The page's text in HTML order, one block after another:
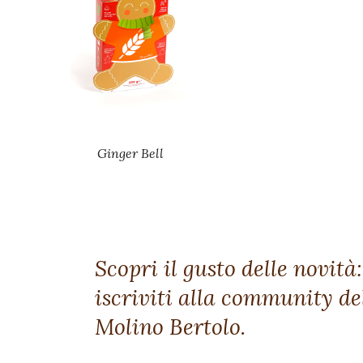
Ginger Bell
Scopri il gusto delle novità:
iscriviti alla community
Molino Bertolo.